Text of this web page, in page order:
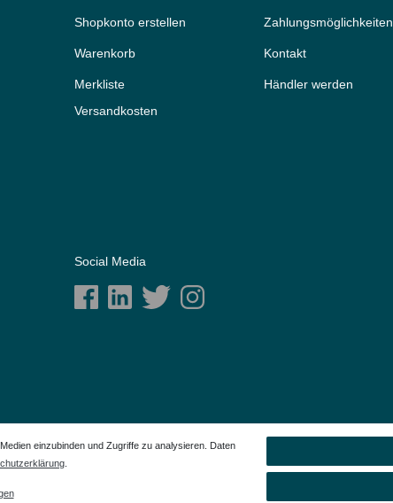
Shopkonto erstellen
Warenkorb
Merkliste
Versandkosten
Zahlungsmöglichkeiten
Kontakt
Händler werden
Social Media
Markennamen sind eingetragene Warenzeichen Ihrer Eigentümer.
einzubinden und Zugriffe zu analysieren. Daten